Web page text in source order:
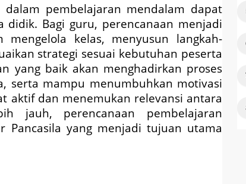
pembelajaran mendalam dapat
Bagi guru, perencanaan menjadi
kelas, menyusun langkah-
strategi sesuai kebutuhan peserta
yang baik akan menghadirkan proses
serta mampu menumbuhkan motivasi
aktif dan menemukan relevansi antara
jauh, perencanaan pembelajaran
Pancasila yang menjadi tujuan utama